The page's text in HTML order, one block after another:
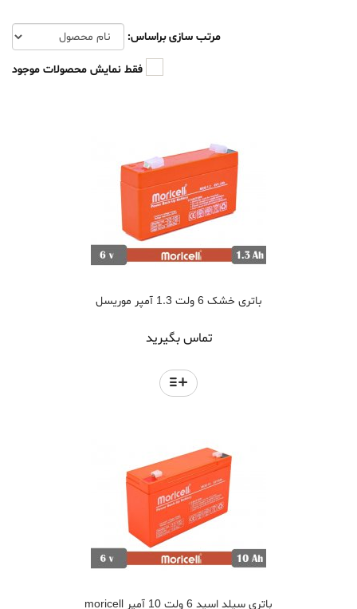
مرتب سازی براساس:
فقط نمایش محصولات موجود
باتری خشک 6 ولت 1.3 آمپر موریسل
تماس بگیرید
باتری سیلد اسید 6 ولت 10 آمپر moricell